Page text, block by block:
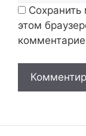
Сохранить
этом